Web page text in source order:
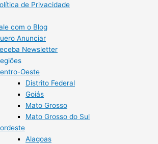
de Privacidade
com o Blog
Anunciar
Newsletter
Oeste
Distrito Federal
Goiás
Mato Grosso
Mato Grosso do Sul
Alagoas